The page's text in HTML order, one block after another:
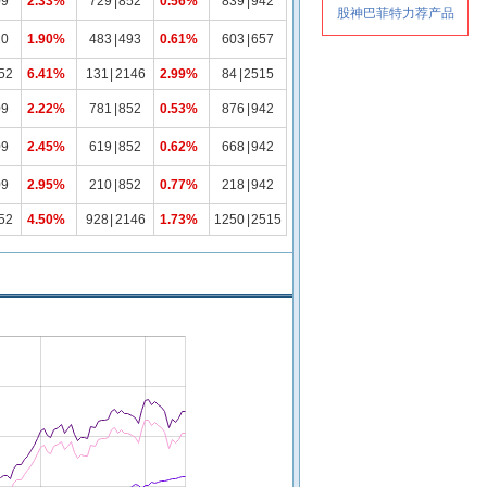
1.90% 483 493 0.61% 603 657
6.41% 131 2146 2.99% 84 2515
2.22% 781 852 0.53% 876 942
2.45% 619 852 0.62% 668 942
2.95% 210 852 0.77% 218 942
4.50% 928 2146 1.73% 1250 2515